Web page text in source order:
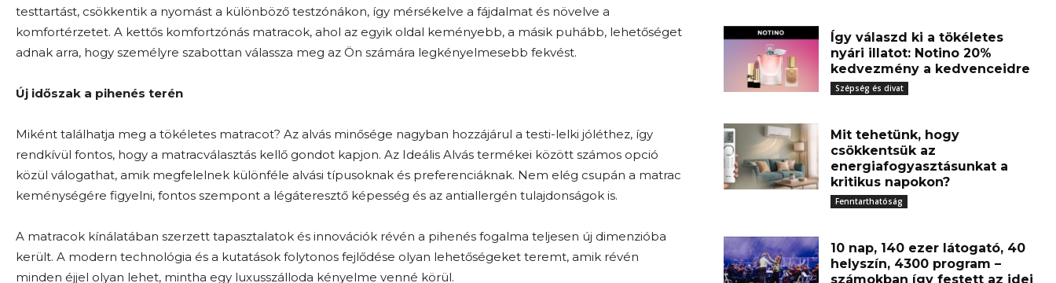
testtartást, csökkentik a nyomást a különböző testzónákon, így mérsékelve a fájdalmat és növelve a
komfortérzetet. A kettős komfortzónás matracok, ahol az egyik oldal keményebb, a másik puhább, lehetőséget
adnak arra, hogy személyre szabottan válassza meg az Ön számára legkényelmesebb fekvést.
Új időszak a pihenés terén
Miként találhatja meg a tökéletes matracot? Az alvás minősége nagyban hozzájárul a testi-lelki jóléthez, így
rendkívül fontos, hogy a matracválasztás kellő gondot kapjon. Az Ideális Alvás termékei között számos opció
közül válogathat, amik megfelelnek különféle alvási típusoknak és preferenciáknak. Nem elég csupán a matrac
keménységére figyelni, fontos szempont a légáteresztő képesség és az antiallergén tulajdonságok is.
A matracok kínálatában szerzett tapasztalatok és innovációk révén a pihenés fogalma teljesen új dimenzióba
került. A modern technológia és a kutatások folytonos fejlődése olyan lehetőségeket teremt, amik révén
minden éjjel olyan lehet, mintha egy luxusszálloda kényelme venné körül.
Így válaszd ki a tökéletes
nyári illatot: Notino 20%
kedvezmény a kedvenceidre
Szépség és divat
Mit tehetünk, hogy
csökkentsük az
energiafogyasztásunkat a
kritikus napokon?
Fenntarthatóság
10 nap, 140 ezer látogató, 40
helyszín, 4300 program –
számokban így festett az idei